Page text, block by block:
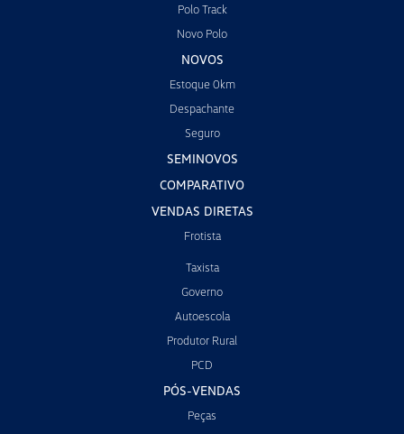
Polo Track
Novo Polo
NOVOS
Estoque 0km
Despachante
Seguro
SEMINOVOS
COMPARATIVO
VENDAS DIRETAS
Frotista
Taxista
Governo
Autoescola
Produtor Rural
PCD
PÓS-VENDAS
Peças